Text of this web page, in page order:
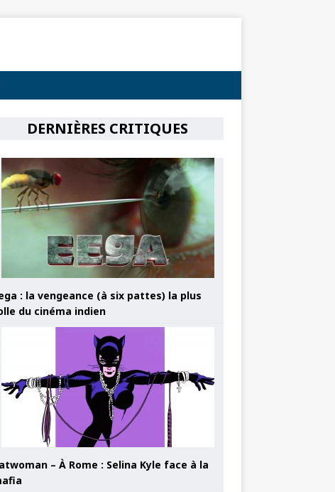
DERNIÈRES CRITIQUES
: la vengeance (à six pattes) la plus
du cinéma indien
– À Rome : Selina Kyle face à la